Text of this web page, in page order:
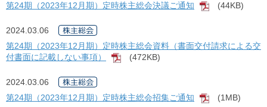
第24期（2023年12月期）定時株主総会決議ご通知
[PDF]
(44KB)
2024.03.06
第24期（2023年12月期）定時株主総会資料（書面交付請求による交
付書面に記載しない事項）
[PDF]
(472KB)
2024.03.06
第24期（2023年12月期）定時株主総会招集ご通知
[PDF]
(1MB)